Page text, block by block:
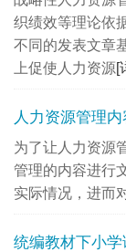
织绩效等理论依
不同的发表文章
上促使人力资源[
人力资源管理
为了让人力资源
管理的内容进行
实际情况，进而
统编教材下小